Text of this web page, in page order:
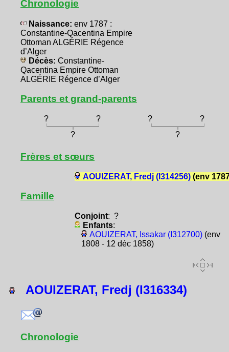
Chronologie
Naissance: env 1787 :
Constantine-Qacentina Empire
Ottoman ALGÉRIE Régence
d’Alger
Décès: Constantine-
Qacentina Empire Ottoman
ALGÉRIE Régence d’Alger
Parents et grand-parents
? ? ?
?
?
?
Frères et sœurs
AOUIZERAT, Fredj (I314256)(env
Famille
Conjoint: ?
Enfants:
AOUIZERAT, Issakar (I312700)(env
1808 - 12 déc 1858)
AOUIZERAT, Fredj (I316334)
Chronologie